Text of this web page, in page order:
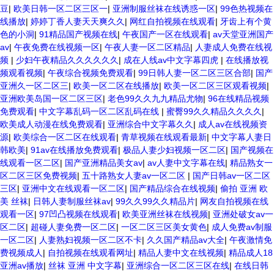
豆| 欧美日韩一区二区三区一| 亚洲制服丝袜在线诱惑一区| 99色热视频在
线播放| 婷婷丁香人妻天天爽久久 | 网红自拍视频在线观看| 牙齿上有个黄
色的小洞| 91精品国产视频在线| 午夜国产一区在线观看| av天堂亚洲国产
av| 午夜免费在线视频一区| 午夜人妻一区二区精品| 人妻成人免费在线视
频 | 少妇午夜精品久久久久久久 | 成在人线av中文字幕四虎 | 在线播放视
频观看视频| 午夜综合视频免费观看| 99日韩人妻一区二区三区合部| 国产
亚洲久一区二区三| 欧美一区二区在线播放| 欧美一区二区三区观看视频|
亚洲欧美岛国一区二区三区| 老色99久久九九精品尤物| 96在线精品视频
免费观看| 中文字幕乱码一区二区乱码在线 | 蜜臀99久久精品久久久久 |
欧美成人动漫在线免费观看| 亚洲综合中文字幕久久 | 成人av在线视频资
源| 欧美综合一区二区在线观看| 青草视频在线观看最新| 中文字幕人妻日
韩欧美| 91av在线播放免费观看| 极品人妻少妇视频一区二区| 国产视频在
线观看一区二区| 国产亚洲精品美女av| av人妻中文字幕在线| 精品熟女一
区二区三区免费视频| 五十路熟女人妻av一区二区 | 国产日韩av一区二区
三区| 亚洲中文在线观看一区二区| 国产精品综合在线视频| 偷拍 亚洲 欧
美 丝袜| 日韩人妻制服丝袜av| 99久久99久久精品片| 网友自拍视频在线
观看一区| 97凹凸视频在线观看| 欧美亚洲丝袜在线视频| 亚洲处破女av一
区二区| 超碰人妻免费一区二区| 一区二区三区美女黄色| 成人免费av制服
一区二区| 人妻熟妇视频一区二区不卡| 久久国产精品av大全| 午夜激情免
费视频成人 | 自拍视频在线观看网址| 精品人妻中文在线视频| 精品成人18
亚洲av播放| 丝袜 亚洲 中文字幕| 亚洲综合一区二区三区在线| 在线日韩